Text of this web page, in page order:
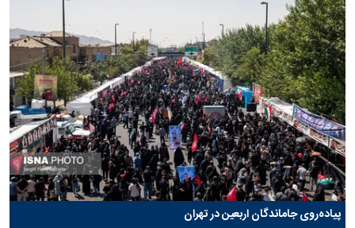
پیاده‌روی جاماندگان اربعین در تهران